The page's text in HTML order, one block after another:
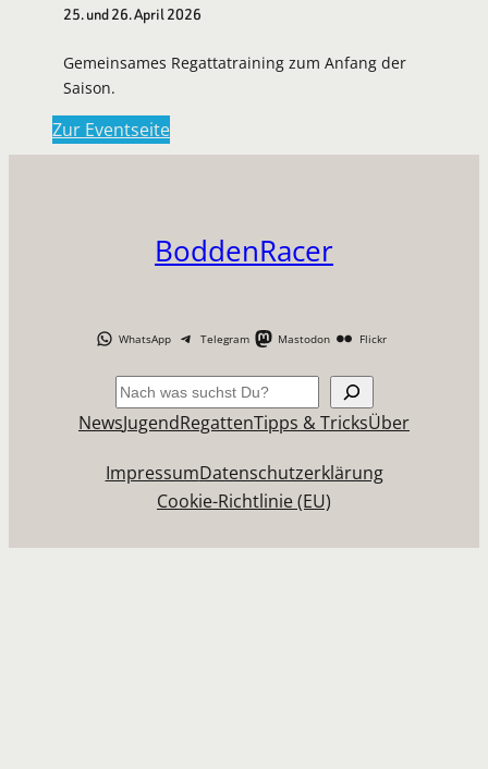
25. und 26. April 2026
Gemeinsames Regattatraining zum Anfang der
Saison.
Zur Eventseite
BoddenRacer
WhatsApp Telegram Mastodon Flickr
Suchen
NewsJugendRegattenTipps & TricksÜber
ImpressumDatenschutzerklärung
Cookie-Richtlinie (EU)